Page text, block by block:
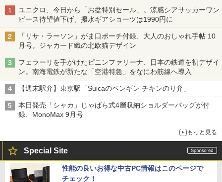
ユニクロ、今日から「お盆特別セール」。涼感シアサッカーワン
ピース待望値下げ、撥水ギアショーツは1990円に
「リサ・ラーソン」がま口ポーチ付録、大人のおしゃれ手帖 10
月号。ジャカード織の北欧猫デザイン
フェラーリを手がけたピニンファリーナ、日本の鉄道を初デザイ
ン。南海電鉄が新たな「空港特急」をなにわ筋線へ導入
【週末駅弁】東京駅「Suicaのペンギン チキンのり弁」
本日発売「シャカ」じゃばら式4層収納ショルダーバッグが付
録、MonoMax 9月号
もっと見る
Special Site
性能の良いお得な中古PC情報はこのページで
チェック！